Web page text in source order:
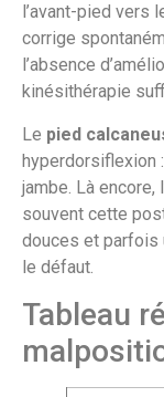
l’avant-pied vers
corrige
l’absence
kinésithérapie
Le pied
hyperdorsiflexion
jambe. Là encore,
souvent cette
douces et parfois
le défaut.
Tableau